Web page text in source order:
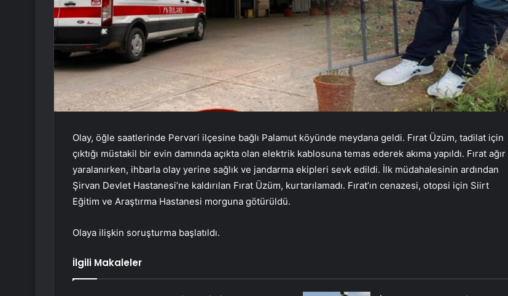
Olay, öğle saatlerinde Pervari ilçesine bağlı Palamut köyünde meydana geldi. Fırat Üzüm, tadilat için
çıktığı müstakil bir evin damında açıkta olan elektrik kablosuna temas ederek akıma yapıldı. Fırat ağır
yaralanırken, ihbarla olay yerine sağlık ve jandarma ekipleri sevk edildi. İlk müdahalesinin ardından
Şirvan Devlet Hastanesi’ne kaldırılan Fırat Üzüm, kurtarılamadı. Fırat’ın cenazesi, otopsi için Siirt
Eğitim ve Araştırma Hastanesi morguna götürüldü.
Olaya ilişkin soruşturma başlatıldı.
İlgili Makaleler